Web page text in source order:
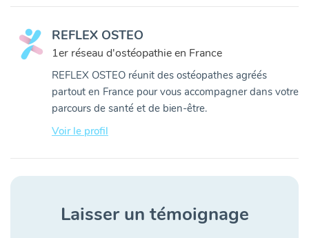
REFLEX OSTEO
1er réseau d'ostéopathie en France
REFLEX OSTEO réunit des ostéopathes agréés
partout en France pour vous accompagner dans votre
parcours de santé et de bien-être.
Voir le profil
Laisser un témoignage